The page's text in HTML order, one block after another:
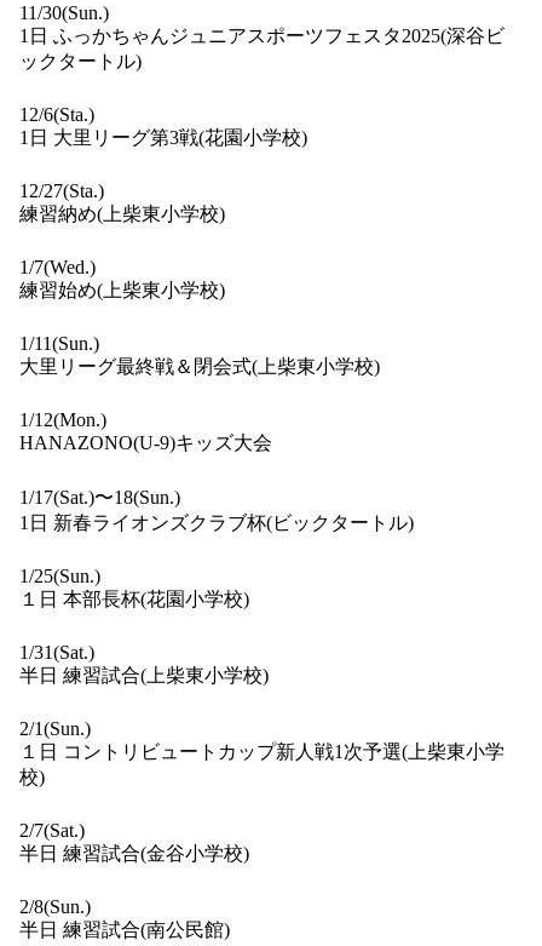
11/30(Sun.)
1日 ふっかちゃんジュニアスポーツフェスタ2025(深谷ビ
ックタートル)
12/6(Sta.)
1日 大里リーグ第3戦(花園小学校)
12/27(Sta.)
練習納め(上柴東小学校)
1/7(Wed.)
練習始め(上柴東小学校)
1/11(Sun.)
大里リーグ最終戦＆閉会式(上柴東小学校)
1/12(Mon.)
HANAZONO(U-9)キッズ大会
1/17(Sat.)〜18(Sun.)
1日 新春ライオンズクラブ杯(ビックタートル)
1/25(Sun.)
１日 本部長杯(花園小学校)
1/31(Sat.)
半日 練習試合(上柴東小学校)
2/1(Sun.)
１日 コントリビュートカップ新人戦1次予選(上柴東小学
校)
2/7(Sat.)
半日 練習試合(金谷小学校)
2/8(Sun.)
半日 練習試合(南公民館)